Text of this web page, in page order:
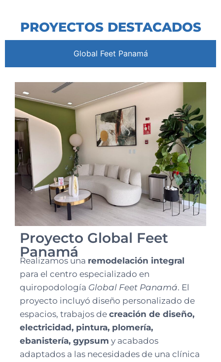
PROYECTOS DESTACADOS
Global Feet Panamá
Proyecto Global Feet
Panamá
Realizamos una remodelación integral
para el centro especializado en
quiropodología Global Feet Panamá. El
proyecto incluyó diseño personalizado de
espacios, trabajos de creación de diseño,
electricidad, pintura, plomería,
ebanistería, gypsum y acabados
adaptados a las necesidades de una clínica